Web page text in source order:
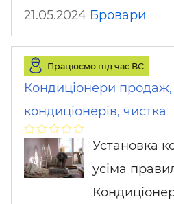
21.05.2024 Бровари
Працюємо під час ВС
Кондиціонери
кондиціонерів, чистка
Установка
усіма